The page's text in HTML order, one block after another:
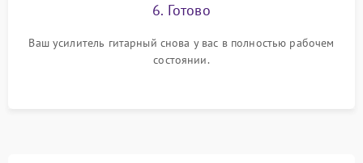
6. Готово
Ваш усилитель гитарный снова у вас в полностью рабочем
состоянии.